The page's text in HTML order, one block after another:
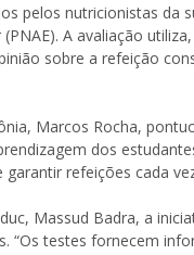
pelos nutricionistas da
A avaliação
sobre a refeição
Marcos Rocha,
dos
refeições cada
Massud Badra, a
“Os testes fornecem